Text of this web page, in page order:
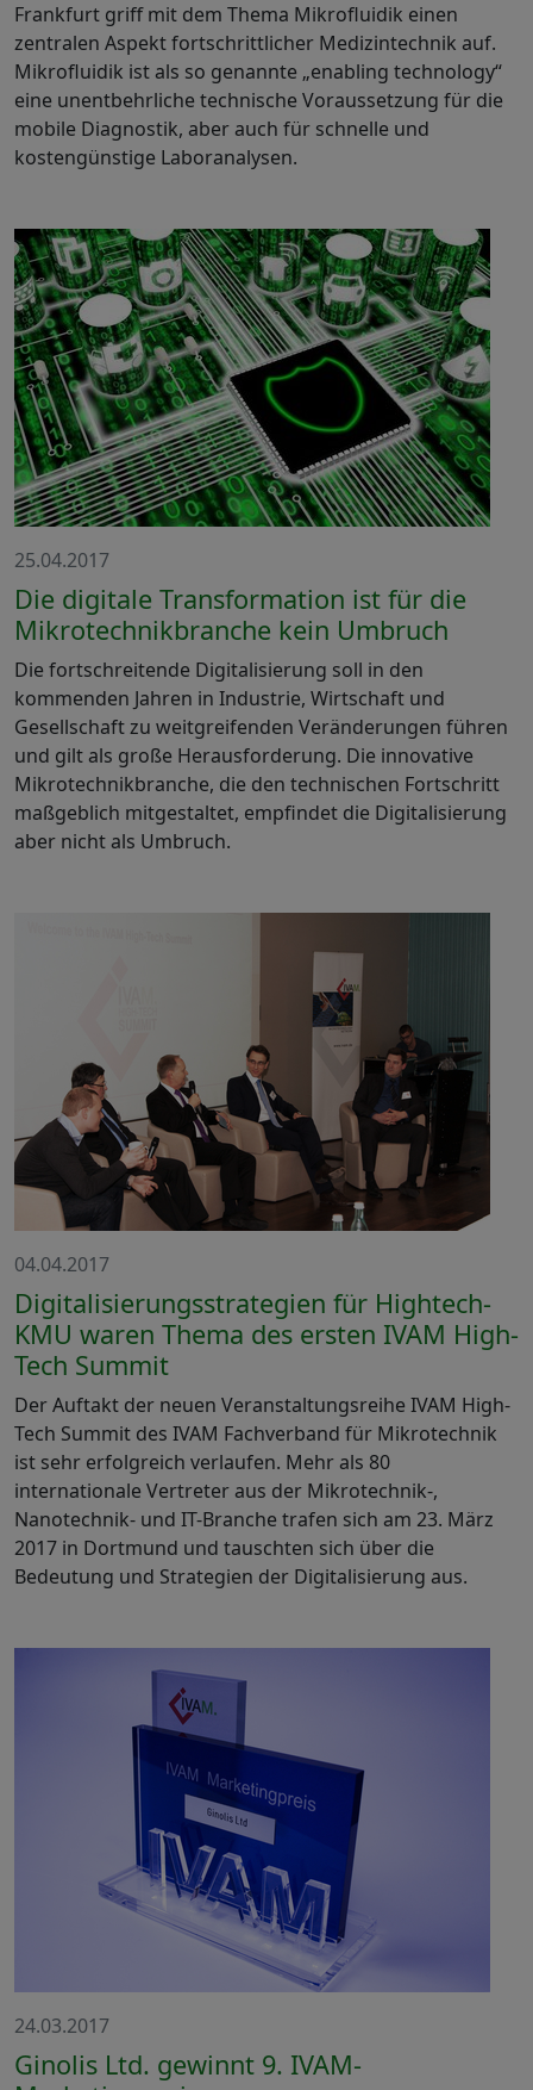
Frankfurt griff mit dem Thema Mikrofluidik einen
zentralen Aspekt fortschrittlicher Medizintechnik auf.
Mikrofluidik ist als so genannte „enabling technology“
eine unentbehrliche technische Voraussetzung für die
mobile Diagnostik, aber auch für schnelle und
kostengünstige Laboranalysen.
25.04.2017
Die digitale Transformation ist für die
Mikrotechnikbranche kein Umbruch
Die fortschreitende Digitalisierung soll in den
kommenden Jahren in Industrie, Wirtschaft und
Gesellschaft zu weitgreifenden Veränderungen führen
und gilt als große Herausforderung. Die innovative
Mikrotechnikbranche, die den technischen Fortschritt
maßgeblich mitgestaltet, empfindet die Digitalisierung
aber nicht als Umbruch.
04.04.2017
Digitalisierungsstrategien für Hightech-
KMU waren Thema des ersten IVAM High-
Tech Summit
Der Auftakt der neuen Veranstaltungsreihe IVAM High-
Tech Summit des IVAM Fachverband für Mikrotechnik
ist sehr erfolgreich verlaufen. Mehr als 80
internationale Vertreter aus der Mikrotechnik-,
Nanotechnik- und IT-Branche trafen sich am 23. März
2017 in Dortmund und tauschten sich über die
Bedeutung und Strategien der Digitalisierung aus.
24.03.2017
Ginolis Ltd. gewinnt 9. IVAM-